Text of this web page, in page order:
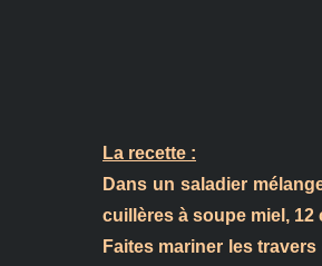
La recette :
Dans un saladier
cuillères à soupe miel, 12
Faites mariner les